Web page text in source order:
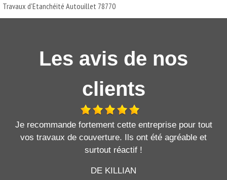
Travaux d'Etanchéité Autouillet 78770
Les avis de nos
clients
Je recommande fortement cette entreprise pour tout
vos travaux de couverture. Ils ont été agréable et
surtout réactif !
DE KILLIAN